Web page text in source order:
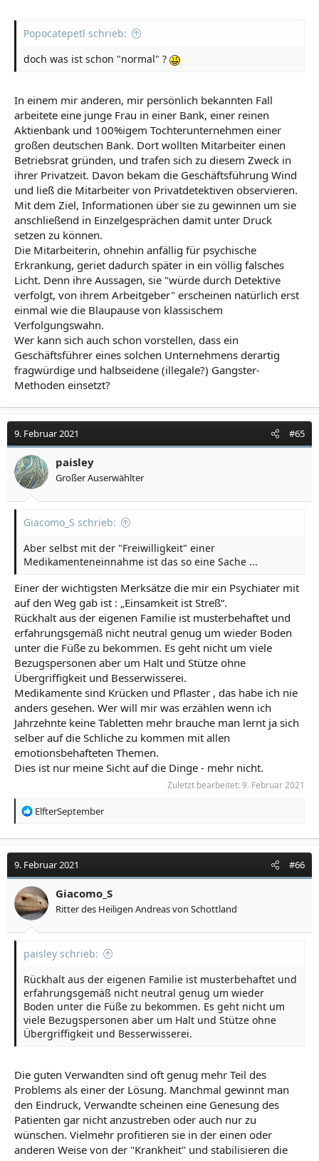
Popocatepetl schrieb:
doch was ist schon "normal" ?
In einem mir anderen, mir persönlich bekannten Fall
arbeitete eine junge Frau in einer Bank, einer reinen
Aktienbank und 100%igem Tochterunternehmen einer
großen deutschen Bank. Dort wollten Mitarbeiter einen
Betriebsrat gründen, und trafen sich zu diesem Zweck in
ihrer Privatzeit. Davon bekam die Geschäftsführung Wind
und ließ die Mitarbeiter von Privatdetektiven observieren.
Mit dem Ziel, Informationen über sie zu gewinnen um sie
anschließend in Einzelgesprächen damit unter Druck
setzen zu können.
Die Mitarbeiterin, ohnehin anfällig für psychische
Erkrankung, geriet dadurch später in ein völlig falsches
Licht. Denn ihre Aussagen, sie "würde durch Detektive
verfolgt, von ihrem Arbeitgeber" erscheinen natürlich erst
einmal wie die Blaupause von klassischem
Verfolgungswahn.
Wer kann sich auch schon vorstellen, dass ein
Geschäftsführer eines solchen Unternehmens derartig
fragwürdige und halbseidene (illegale?) Gangster-
Methoden einsetzt?
9. Februar 2021 #65
paisley
Großer Auserwählter
Giacomo_S schrieb:
Aber selbst mit der "Freiwilligkeit" einer
Medikamenteneinnahme ist das so eine Sache ...
Einer der wichtigsten Merksätze die mir ein Psychiater mit
auf den Weg gab ist : „Einsamkeit ist Streß“.
Rückhalt aus der eigenen Familie ist musterbehaftet und
erfahrungsgemäß nicht neutral genug um wieder Boden
unter die Füße zu bekommen. Es geht nicht um viele
Bezugspersonen aber um Halt und Stütze ohne
Übergriffigkeit und Besserwisserei.
Medikamente sind Krücken und Pflaster , das habe ich nie
anders gesehen. Wer will mir was erzählen wenn ich
Jahrzehnte keine Tabletten mehr brauche man lernt ja sich
selber auf die Schliche zu kommen mit allen
emotionsbehafteten Themen.
Dies ist nur meine Sicht auf die Dinge - mehr nicht.
Zuletzt bearbeitet: 9. Februar 2021
R
a
t
i
o
n
e
ElfterSeptember
9. Februar 2021 #66
Giacomo_S
Ritter des Heiligen Andreas von Schottland
paisley schrieb:
Rückhalt aus der eigenen Familie ist musterbehaftet und
erfahrungsgemäß nicht neutral genug um wieder
Boden unter die Füße zu bekommen. Es geht nicht um
viele Bezugspersonen aber um Halt und Stütze ohne
Übergriffigkeit und Besserwisserei.
Die guten Verwandten sind oft genug mehr Teil des
Problems als einer der Lösung. Manchmal gewinnt man
den Eindruck, Verwandte scheinen eine Genesung des
Patienten gar nicht anzustreben oder auch nur zu
wünschen. Vielmehr profitieren sie in der einen oder
anderen Weise von der "Krankheit" und stabilisieren die